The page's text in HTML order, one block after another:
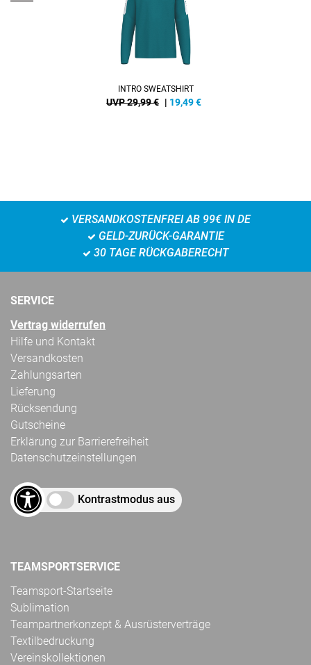
INTRO SWEATSHIRT
UVP 29,99 € | 19,49€
VERSANDKOSTENFREI AB 99€ IN DE
GELD-ZURÜCK-GARANTIE
30 TAGE RÜCKGABERECHT
SERVICE
Vertrag widerrufen
Hilfe und Kontakt
Versandkosten
Zahlungsarten
Lieferung
Rücksendung
Gutscheine
Erklärung zur Barrierefreiheit
Datenschutzeinstellungen
Kontrastmodus aus
TEAMSPORTSERVICE
Teamsport-Startseite
Sublimation
Teampartnerkonzept & Ausrüsterverträge
Textilbedruckung
Vereinskollektionen